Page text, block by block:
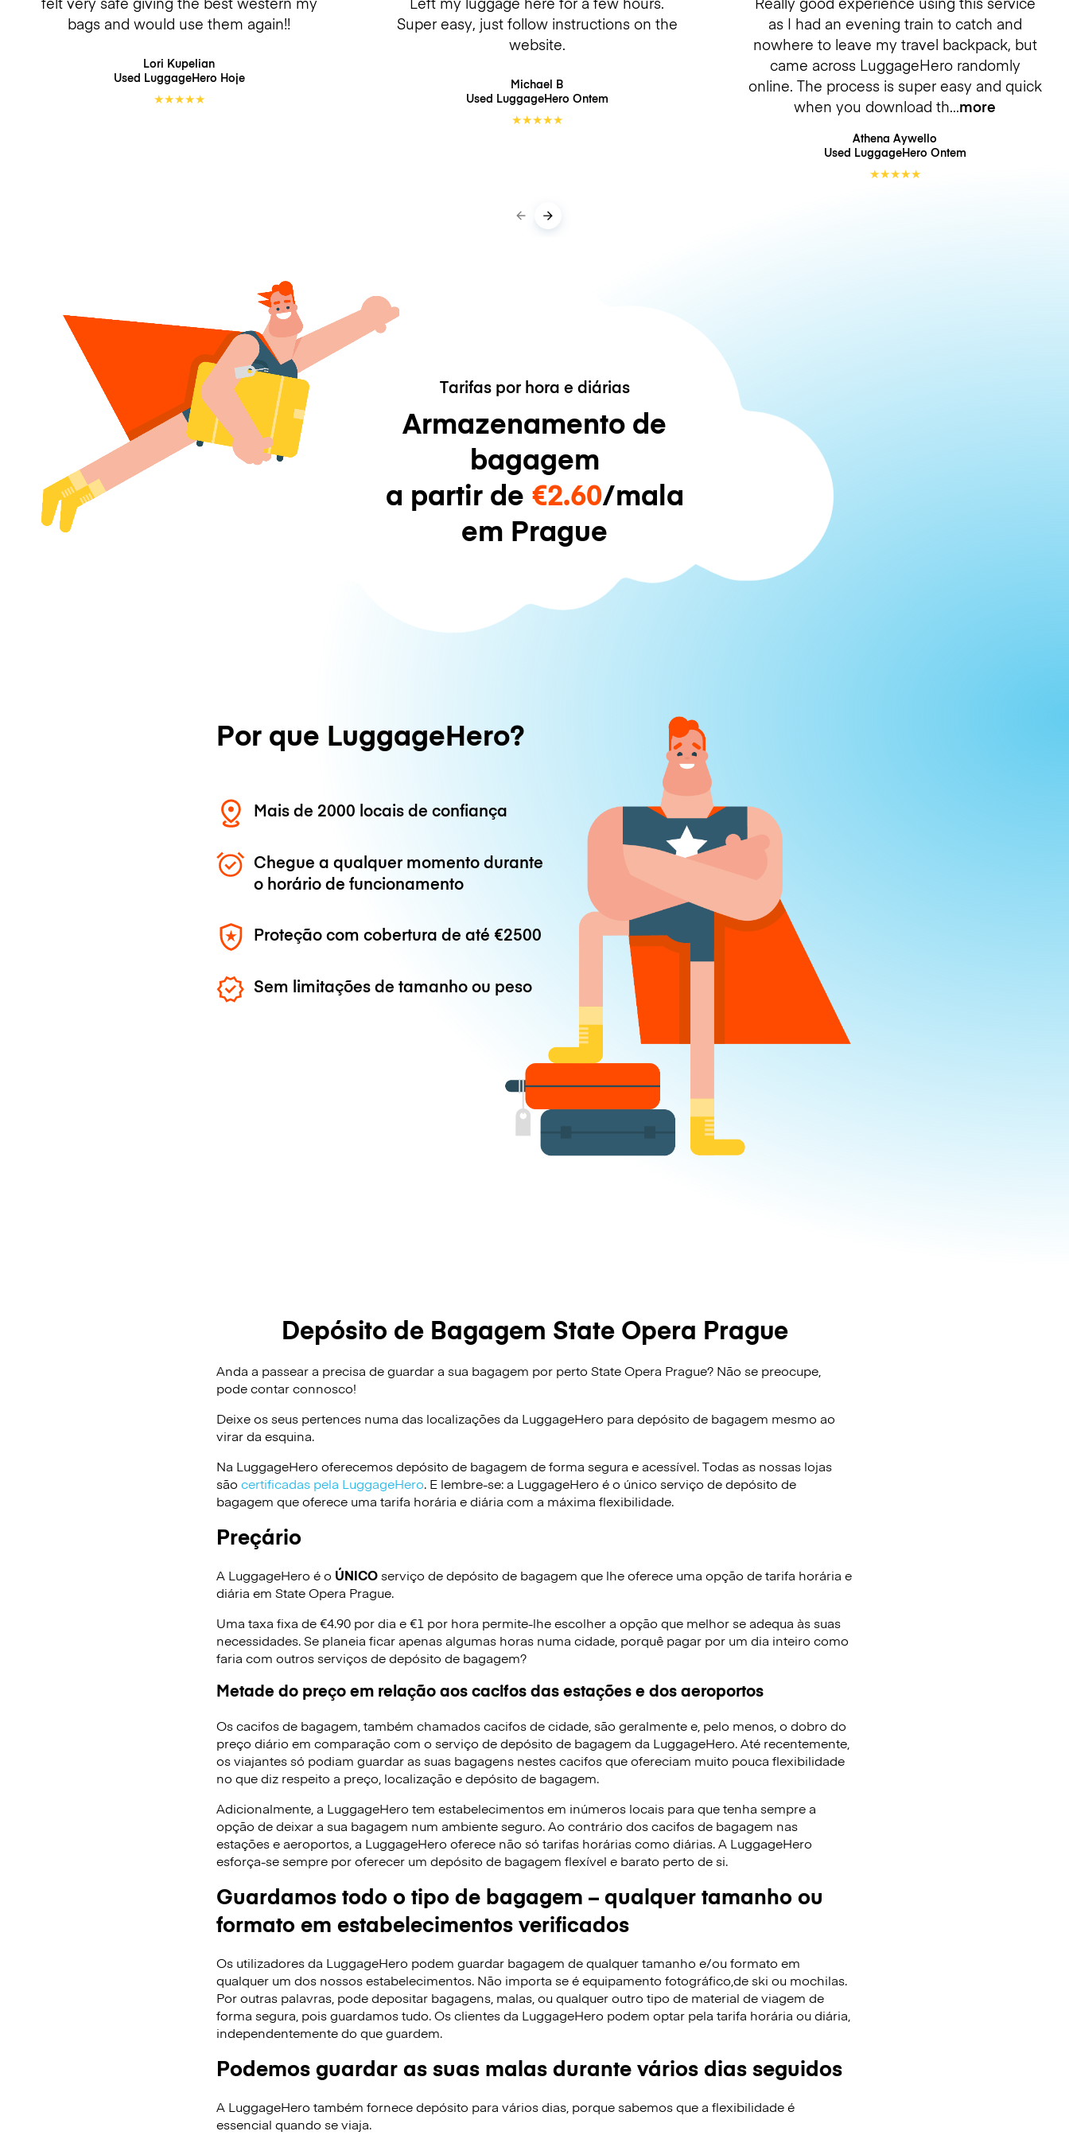
bags and would use them again!!
Lori Kupelian
Used LuggageHero Hoje
★★★★★
Super easy, just follow instructions on the
website.
Michael B
Used LuggageHero Ontem
★★★★★
as I had an evening train to catch and
nowhere to leave my travel backpack, but
came across LuggageHero randomly
online. The process is super easy and quick
when you download th more
Athena Aywello
Used LuggageHero Ontem
★★★★★
Tarifas por hora e diárias
Armazenamento de
bagagem
a partir de €2.60/mala
em Prague
Por que LuggageHero?
Mais de 2000 locais de confiança
Chegue a qualquer momento durante
o horário de funcionamento
Proteção com cobertura de até €2500
Sem limitações de tamanho ou peso
Depósito de Bagagem State Opera Prague
Anda a passear a precisa de guardar a sua bagagem por perto State Opera Prague? Não se preocupe,
pode contar connosco!
Deixe os seus pertences numa das localizações da LuggageHero para depósito de bagagem mesmo ao
virar da esquina.
Na LuggageHero oferecemos depósito de bagagem de forma segura e acessível. Todas as nossas lojas
são certificadas pela LuggageHero. E lembre-se: a LuggageHero é o único serviço de depósito de
bagagem que oferece uma tarifa horária e diária com a máxima flexibilidade.
Preçário
A LuggageHero é o ÚNICOserviço de depósito de bagagem que lhe oferece uma opção de tarifa horária e
diária em State Opera Prague.
Uma taxa fixa de €4.90 por dia e €1 por hora permite-lhe escolher a opção que melhor se adequa às suas
necessidades. Se planeia ficar apenas algumas horas numa cidade, porquê pagar por um dia inteiro como
faria com outros serviços de depósito de bagagem?
Metade do preço em relação aos cacifos das estações e dos aeroportos
Os cacifos de bagagem, também chamados cacifos de cidade, são geralmente e, pelo menos, o dobro do
preço diário em comparação com o serviço de depósito de bagagem da LuggageHero. Até recentemente,
os viajantes só podiam guardar as suas bagagens nestes cacifos que ofereciam muito pouca flexibilidade
no que diz respeito a preço, localização e depósito de bagagem.
Adicionalmente, a LuggageHero tem estabelecimentos em inúmeros locais para que tenha sempre a
opção de deixar a sua bagagem num ambiente seguro. Ao contrário dos cacifos de bagagem nas
estações e aeroportos, a LuggageHero oferece não só tarifas horárias como diárias. A LuggageHero
esforça-se sempre por oferecer um depósito de bagagem flexível e barato perto de si.
Guardamos todo o tipo de bagagem – qualquer tamanho ou
formato em estabelecimentos verificados
Os utilizadores da LuggageHero podem guardar bagagem de qualquer tamanho e/ou formato em
qualquer um dos nossos estabelecimentos. Não importa se é equipamento fotográfico,de ski ou mochilas.
Por outras palavras, pode depositar bagagens, malas, ou qualquer outro tipo de material de viagem de
forma segura, pois guardamos tudo. Os clientes da LuggageHero podem optar pela tarifa horária ou diária,
independentemente do que guardem.
Podemos guardar as suas malas durante vários dias seguidos
A LuggageHero também fornece depósito para vários dias, porque sabemos que a flexibilidade é
essencial quando se viaja.